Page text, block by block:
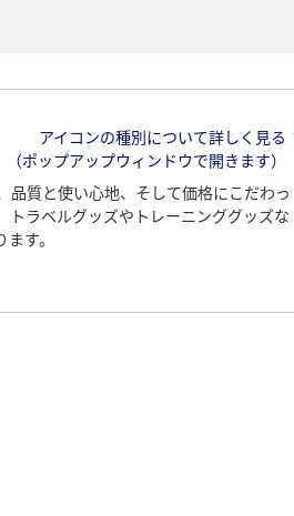
アイコンの種別について詳しく見る
（ポップアップウィンドウで開きます）
品質と使い心地、そして価格にこだわっ
トラベルグッズやトレーニンググッズな
す。